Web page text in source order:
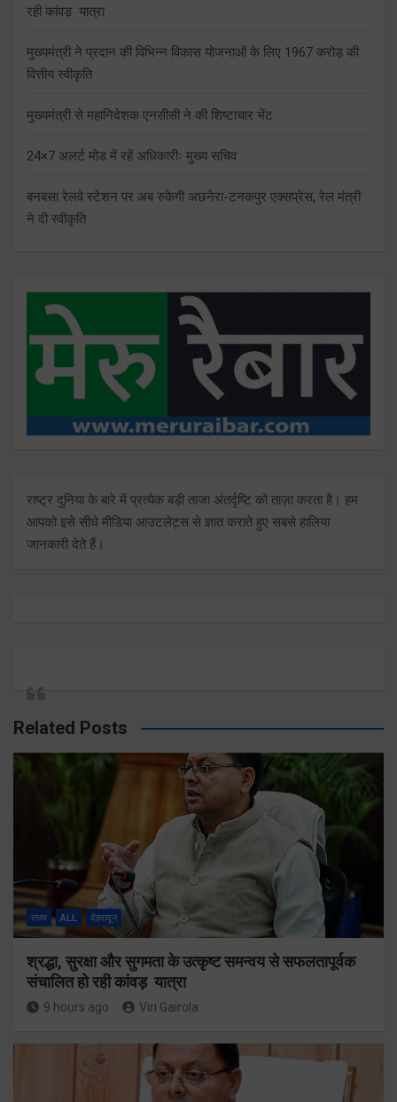
रही कांवड़ यात्रा
मुख्यमंत्री ने प्रदान की विभिन्न विकास योजनाओं के लिए 1967 करोड़ की
वित्तीय स्वीकृति
मुख्यमंत्री से महानिदेशक एनसीसी ने की शिष्टाचार भेंट
24×7 अलर्ट मोड में रहें अधिकारीः मुख्य सचिव
बनबसा रेलवे स्टेशन पर अब रुकेगी अछनेरा-टनकपुर एक्सप्रेस, रेल मंत्री
ने दी स्वीकृति
राष्ट्र दुनिया के बारे में प्रत्येक बड़ी ताजा अंतर्दृष्टि को ताज़ा करता है। हम
आपको इसे सीधे मीडिया आउटलेट्स से ज्ञात कराते हुए सबसे हालिया
जानकारी देते हैं।
Related Posts
राज्य ALL देहरादून
श्रद्धा, सुरक्षा और सुगमता के उत्कृष्ट समन्वय से सफलतापूर्वक
संचालित हो रही कांवड़ यात्रा
9 hours ago Viri Gairola